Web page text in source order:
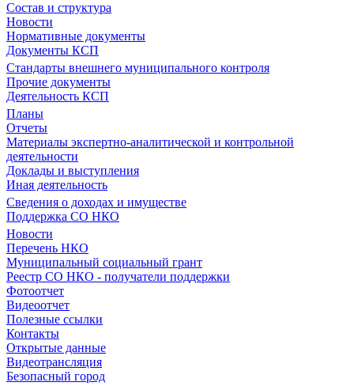
Состав и структура
Новости
Нормативные документы
Документы КСП
Стандарты внешнего муниципального контроля
Прочие документы
Деятельность КСП
Планы
Отчеты
Материалы экспертно-аналитической и контрольной
деятельности
Доклады и выступления
Иная деятельность
Сведения о доходах и имуществе
Поддержка СО НКО
Новости
Перечень НКО
Муниципальный социальный грант
Реестр СО НКО - получатели поддержки
Фотоотчет
Видеоотчет
Полезные ссылки
Контакты
Открытые данные
Видеотрансляция
Безопасный город